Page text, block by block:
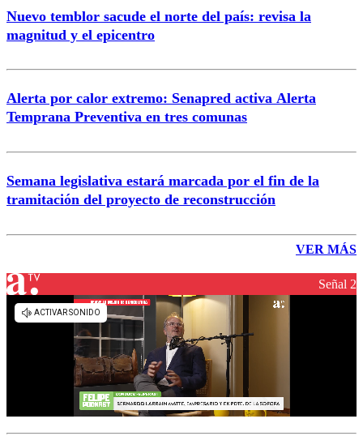
Nuevo temblor sacude el norte del país: revisa la
magnitud y el epicentro
Alerta por calor extremo: Senapred activa Alerta
Temprana Preventiva en tres comunas
Semana legislativa estará marcada por el fin de la
tramitación del proyecto de reconstrucción
VER MÁS
Señal 2